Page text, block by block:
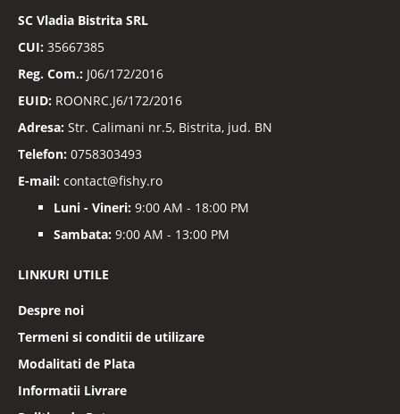
SC Vladia Bistrita SRL
CUI: 35667385
Reg. Com.: J06/172/2016
EUID: ROONRC.J6/172/2016
Adresa: Str. Calimani nr.5, Bistrita, jud. BN
Telefon: 0758303493
E-mail: contact@fishy.ro
Luni - Vineri: 9:00 AM - 18:00 PM
Sambata: 9:00 AM - 13:00 PM
LINKURI UTILE
Despre noi
Termeni si conditii de utilizare
Modalitati de Plata
Informatii Livrare